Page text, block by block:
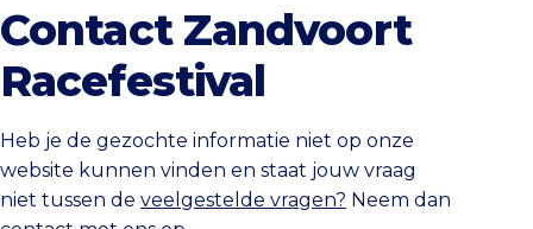
Contact Zandvoort
Racefestival
Heb je de gezochte informatie niet op onze
website kunnen vinden en staat jouw vraag
niet tussen de veelgestelde vragen? Neem dan